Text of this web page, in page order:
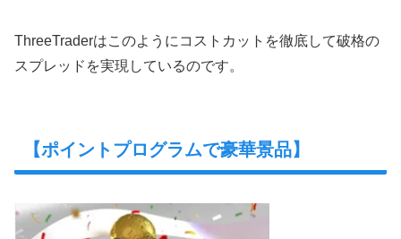
ThreeTraderはこのようにコストカットを徹底して破格の
スプレッドを実現しているのです。
【ポイントプログラムで豪華景品】